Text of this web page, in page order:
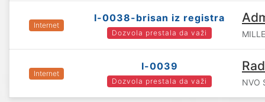
Internet
I-0038-brisan iz registra
Dozvola prestala da važi
Internet
I-0039
Dozvola prestala da važi NVO